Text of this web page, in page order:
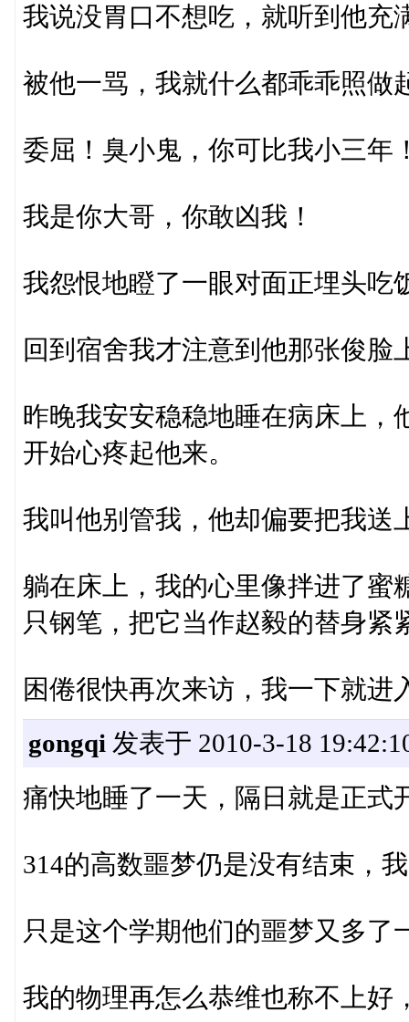
我说没胃口不想吃，就听到他充
被他一骂，我就什么都乖乖照做
委屈！臭小鬼，你可比我小三年
我是你大哥，你敢凶我！
我怨恨地瞪了一眼对面正埋头吃
回到宿舍我才注意到他那张俊
昨晚我安安稳稳地睡在病床上，
开始心疼起他来。
我叫他别管我，他却偏要把我送
躺在床上，我的心里像拌进了蜜
只钢笔，把它当作赵毅的替身
困倦很快再次来访，我一下就进
gongqi 发表于 2010-3-18
痛快地睡了一天，隔日就是正式
314的高数噩梦仍是没有结束，
只是这个学期他们的噩梦又多了
我的物理再怎么恭维也称不上好